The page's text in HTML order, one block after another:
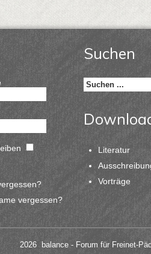
vergessen?
Suchen
Literatur
Vorträge
2026 balance - Forum für Freinet-